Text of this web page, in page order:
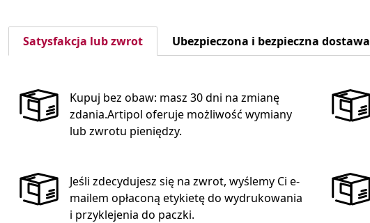
Satysfakcja lub zwrot Ubezpieczona i bezpieczna dostawa
Kupuj bez obaw: masz 30 dni na zmianę
zdania.Artipol oferuje możliwość wymiany
lub zwrotu pieniędzy.
Jeśli zdecydujesz się na zwrot, wyślemy Ci e-
mailem opłaconą etykietę do wydrukowania
i przyklejenia do paczki.